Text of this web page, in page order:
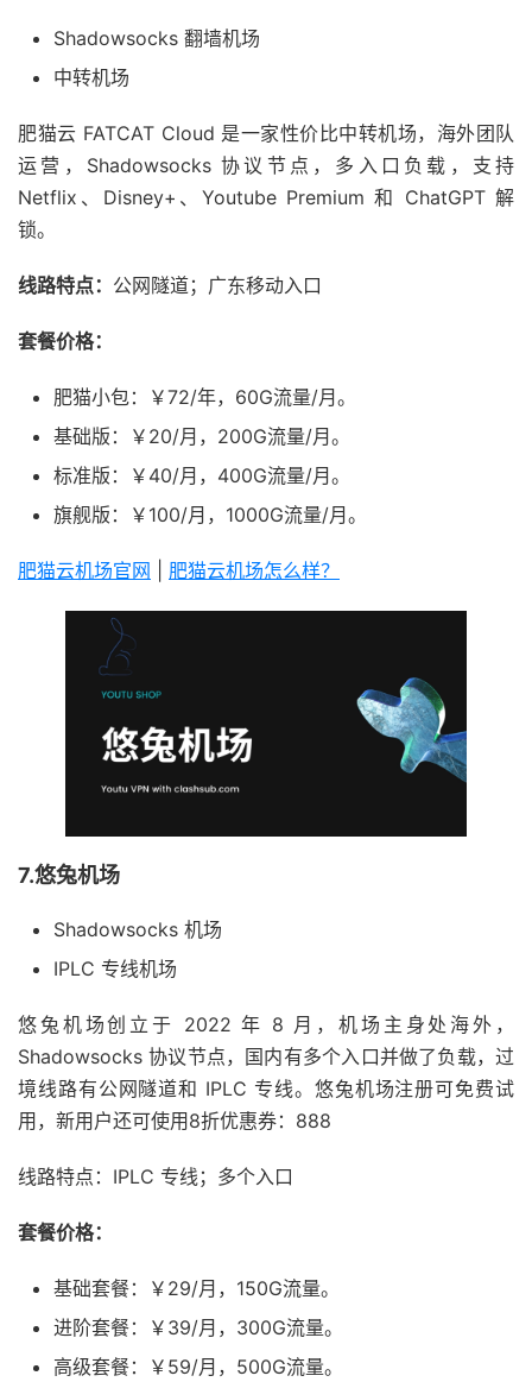
Shadowsocks 翻墙机场
中转机场
肥猫云 FATCAT Cloud 是一家性价比中转机场，海外团队
运营，Shadowsocks 协议节点，多入口负载，支持
Netflix、Disney+、Youtube Premium 和 ChatGPT 解
锁。
线路特点： 公网隧道；广东移动入口
套餐价格：
肥猫小包：￥72/年，60G流量/月。
基础版：￥20/月，200G流量/月。
标准版：￥40/月，400G流量/月。
旗舰版：￥100/月，1000G流量/月。
肥猫云机场官网 肥猫云机场怎么样？
7.悠兔机场
Shadowsocks 机场
IPLC 专线机场
悠兔机场创立于 2022 年 8 月，机场主身处海外，
Shadowsocks 协议节点，国内有多个入口并做了负载，过
境线路有公网隧道和 IPLC 专线。悠兔机场注册可免费试
用，新用户还可使用8折优惠券：888
线路特点：IPLC 专线；多个入口
套餐价格：
基础套餐：￥29/月，150G流量。
进阶套餐：￥39/月，300G流量。
高级套餐：￥59/月，500G流量。